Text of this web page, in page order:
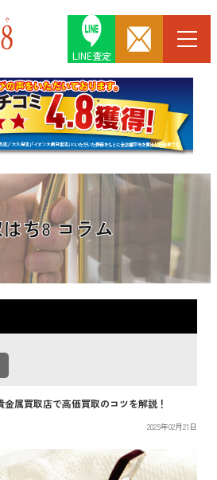
LINE査定
ち8 コラム
属買取店で高価買取のコツを解説！
2025年02月21日